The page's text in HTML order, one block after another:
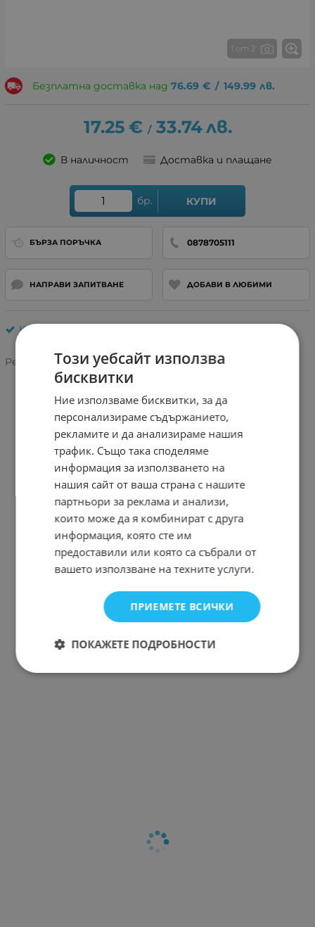
1 от 2
Безплатна доставка над 76.69 € / 149.99 лв.
17.25 € / 33.74лв.
В наличност Доставка и плащане
бр. КУПИ
БЪРЗА ПОРЪЧКА 0878705111
НАПРАВИ ЗАПИТВАНЕ ДОБАВИ В ЛЮБИМИ
Камери за видеонаблюдение
Рейтинг: Този уебсайт използва
бисквитки
Ние използваме бисквитки, за да
персонализираме съдържанието,
рекламите и да анализираме нашия
трафик. Също така споделяме
информация за използването на
нашия сайт от ваша страна с нашите
партньори за реклама и анализи,
които може да я комбинират с друга
информация, която сте им
предоставили или която са събрали от
вашето използване на техните услуги.
ПРИЕМЕТЕ ВСИЧКИ
ПОКАЖЕТЕ ПОДРОБНОСТИ